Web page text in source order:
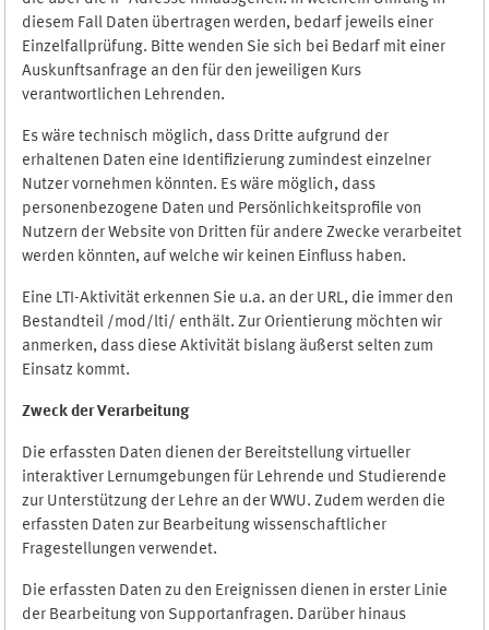
diesem Fall Daten übertragen werden, bedarf jeweils einer
Einzelfallprüfung. Bitte wenden Sie sich bei Bedarf mit einer
Auskunftsanfrage an den für den jeweiligen Kurs
verantwortlichen Lehrenden.
Es wäre technisch möglich, dass Dritte aufgrund der
erhaltenen Daten eine Identifizierung zumindest einzelner
Nutzer vornehmen könnten. Es wäre möglich, dass
personenbezogene Daten und Persönlichkeitsprofile von
Nutzern der Website von Dritten für andere Zwecke verarbeitet
werden könnten, auf welche wir keinen Einfluss haben.
Eine LTI-Aktivität erkennen Sie u.a. an der URL, die immer den
Bestandteil /mod/lti/ enthält. Zur Orientierung möchten wir
anmerken, dass diese Aktivität bislang äußerst selten zum
Einsatz kommt.
Zweck der Verarbeitung
Die erfassten Daten dienen der Bereitstellung virtueller
interaktiver Lernumgebungen für Lehrende und Studierende
zur Unterstützung der Lehre an der WWU. Zudem werden die
erfassten Daten zur Bearbeitung wissenschaftlicher
Fragestellungen verwendet.
Die erfassten Daten zu den Ereignissen dienen in erster Linie
der Bearbeitung von Supportanfragen. Darüber hinaus